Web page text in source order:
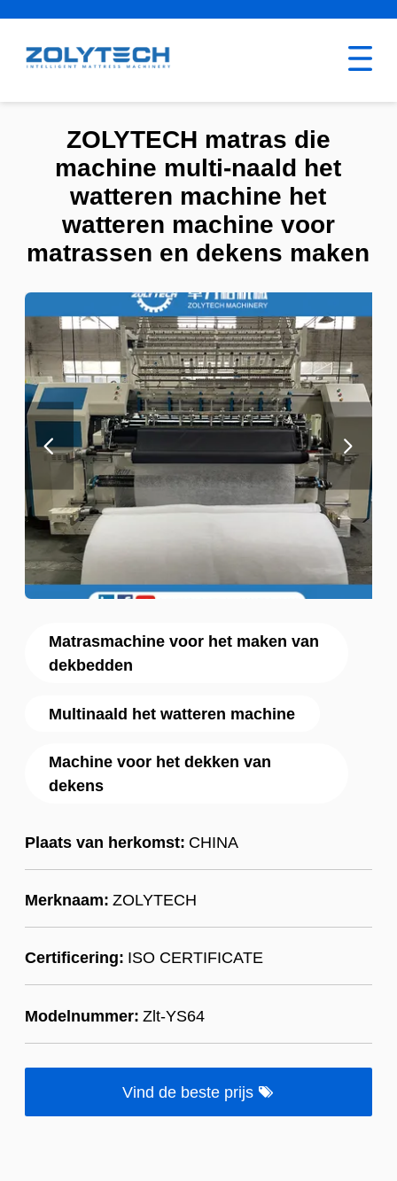
Matrasmachine voor het maken van
dekbedden
Multinaald het watteren machine
Machine voor het dekken van
dekens
Plaats van herkomst: CHINA
Merknaam: ZOLYTECH
Certificering: ISO CERTIFICATE
Modelnummer: Zlt-YS64
Vind de beste prijs
ZOLYTECH matras die
machine multi-naald het
watteren machine het
watteren machine voor
matrassen en dekens maken